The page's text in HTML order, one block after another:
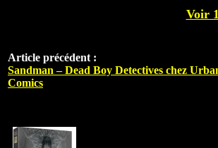
Voir
Article précédent :
Sandman – Dead Boy Detectives chez
Comics